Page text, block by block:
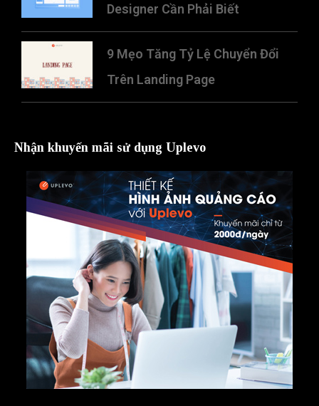
Designer Cần Phải Biết
9 Mẹo Tăng Tỷ Lệ Chuyển Đổi
Trên Landing Page
Nhận khuyến mãi sử dụng Uplevo